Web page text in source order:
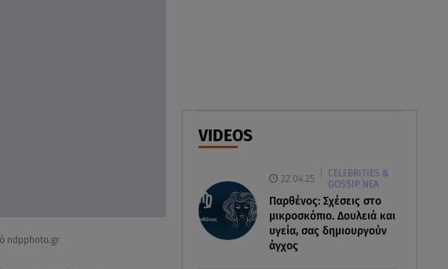
05.08.26 , 20:39
Σύγκρουση ελικοπτέρων: Αυτός
είναι ο Έλληνας χειριστής που
05.08.26 , 20:36
Πόσο καιρό παίρνει σε ένα
δάσος να πρασινίσει ξανά μετά
από πυρκαγιά
VIDEOS
22.04.25
CELEBRITIES &
GOSSIP ΝΕΑ
Παρθένος: Σχέσεις στο
μικροσκόπιο. Δουλειά και
υγεία, σας δημιουργούν
άγχος
ndpphoto.gr